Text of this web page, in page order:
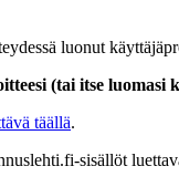
luonut
(tai itse luomasi
täällä.
sisällöt